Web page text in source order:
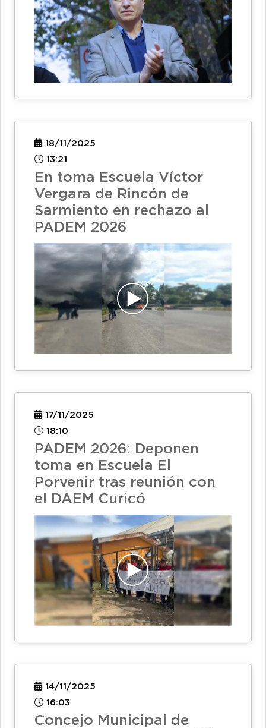
18/11/2025
13:21
En toma Escuela Víctor
Vergara de Rincón de
Sarmiento en rechazo al
PADEM 2026
17/11/2025
18:10
PADEM 2026: Deponen
toma en Escuela El
Porvenir tras reunión con
el DAEM Curicó
14/11/2025
16:03
Concejo Municipal de